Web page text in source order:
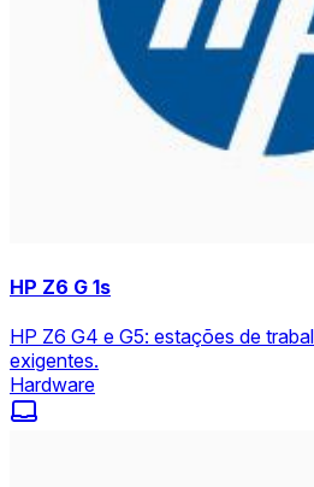
HP Z6 G 1s
HP Z6 G4 e G5: estações de
exigentes.
Hardware